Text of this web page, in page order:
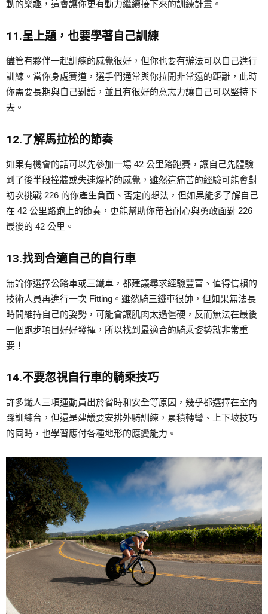
動的樂趣，這會讓你更有動力繼續接下來的訓練計畫。
11.呈上題，也要學著自己訓練
儘管有夥伴一起訓練的感覺很好，但你也要有辦法可以自己進行
訓練。當你身處賽道，選手們通常與你拉開非常遠的距離，此時
你需要長期與自己對話，並且有很好的意志力讓自己可以堅持下
去。
12.了解馬拉松的節奏
如果有機會的話可以先參加一場 42 公里路跑賽，讓自己先體驗
到了後半段撞牆或失速爆掉的感覺，雖然這痛苦的經驗可能會對
初次挑戰 226 的你產生負面、否定的想法，但如果能多了解自己
在 42 公里路跑上的節奏，更能幫助你帶著耐心與勇敢面對 226
最後的 42 公里。
13.找到合適自己的自行車
無論你選擇公路車或三鐵車，都建議尋求經驗豐富、值得信賴的
技術人員再進行一次 Fitting。雖然騎三鐵車很帥，但如果無法長
時間維持自己的姿勢，可能會讓肌肉太過僵硬，反而無法在最後
一個跑步項目好好發揮，所以找到最適合的騎乘姿勢就非常重
要！
14.不要忽視自行車的騎乘技巧
許多鐵人三項運動員出於省時和安全等原因，幾乎都選擇在室內
踩訓練台，但還是建議要安排外騎訓練，累積轉彎、上下坡技巧
的同時，也學習應付各種地形的應變能力。